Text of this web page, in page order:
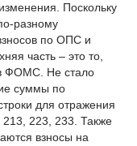
Поскольку
разному
по ОПС и
часть – это то,
в ФОМС. Не стало
суммы по
для отражения
223, 233. Также
взносы на